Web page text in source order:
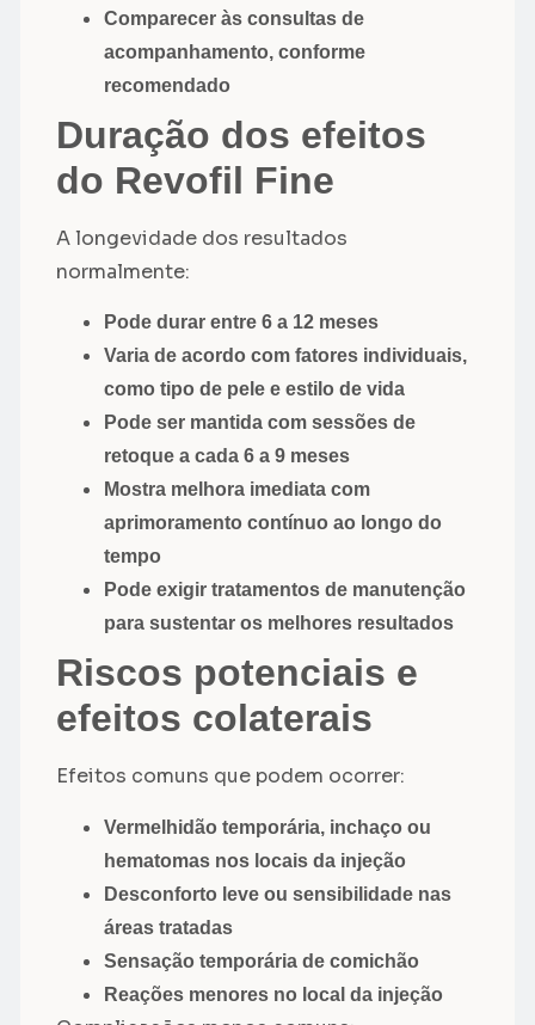
Comparecer às consultas de
acompanhamento, conforme
recomendado
Duração dos efeitos
do Revofil Fine
A longevidade dos resultados
normalmente:
Pode durar entre 6 a 12 meses
Varia de acordo com fatores individuais,
como tipo de pele e estilo de vida
Pode ser mantida com sessões de
retoque a cada 6 a 9 meses
Mostra melhora imediata com
aprimoramento contínuo ao longo do
tempo
Pode exigir tratamentos de manutenção
para sustentar os melhores resultados
Riscos potenciais e
efeitos colaterais
Efeitos comuns que podem ocorrer:
Vermelhidão temporária, inchaço ou
hematomas nos locais da injeção
Desconforto leve ou sensibilidade nas
áreas tratadas
Sensação temporária de comichão
Reações menores no local da injeção